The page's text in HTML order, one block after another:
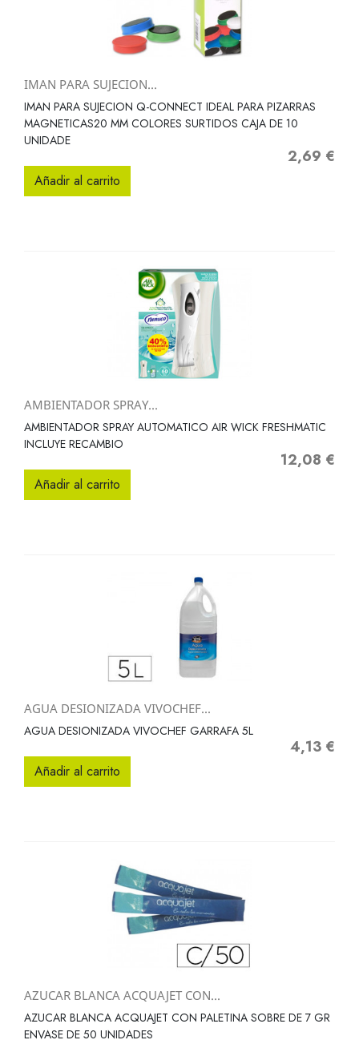
IMAN PARA SUJECION...
IMAN PARA SUJECION Q-CONNECT IDEAL PARA PIZARRAS
MAGNETICAS20 MM COLORES SURTIDOS CAJA DE 10
UNIDADE
Precio
2,69 €
Añadir al carrito
AMBIENTADOR SPRAY...
AMBIENTADOR SPRAY AUTOMATICO AIR WICK FRESHMATIC
INCLUYE RECAMBIO
Precio
12,08 €
Añadir al carrito
AGUA DESIONIZADA VIVOCHEF...
AGUA DESIONIZADA VIVOCHEF GARRAFA 5L
Precio
4,13 €
Añadir al carrito
AZUCAR BLANCA ACQUAJET CON...
AZUCAR BLANCA ACQUAJET CON PALETINA SOBRE DE 7 GR
ENVASE DE 50 UNIDADES